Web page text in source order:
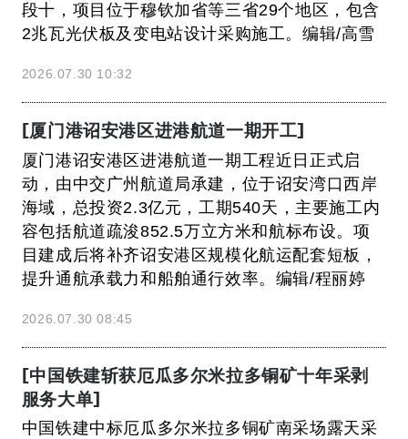
段十，项目位于穆钦加省等三省29个地区，包含
2兆瓦光伏板及变电站设计采购施工。编辑/高雪
2026.07.30 10:32
[厦门港诏安港区进港航道一期开工]
厦门港诏安港区进港航道一期工程近日正式启
动，由中交广州航道局承建，位于诏安湾口西岸
海域，总投资2.3亿元，工期540天，主要施工内
容包括航道疏浚852.5万立方米和航标布设。项
目建成后将补齐诏安港区规模化航运配套短板，
提升通航承载力和船舶通行效率。编辑/程丽婷
2026.07.30 08:45
[中国铁建斩获厄瓜多尔米拉多铜矿十年采剥
服务大单]
中国铁建中标厄瓜多尔米拉多铜矿南采场露天采